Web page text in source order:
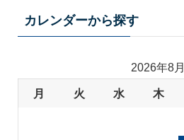
カレンダーから探す
2026年8月
月 火 水 木